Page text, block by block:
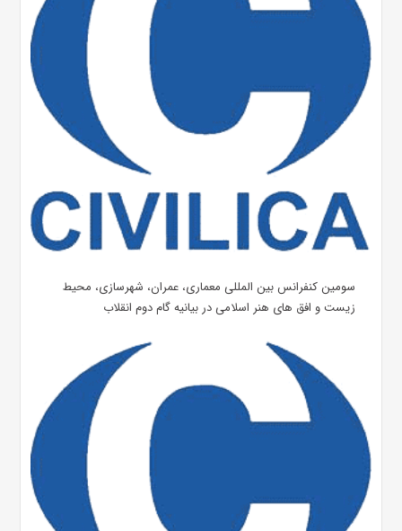
سومین کنفرانس بین المللی معماری، عمران، شهرسازی، محیط
زیست و افق های هنر اسلامی در بیانیه گام دوم انقلاب